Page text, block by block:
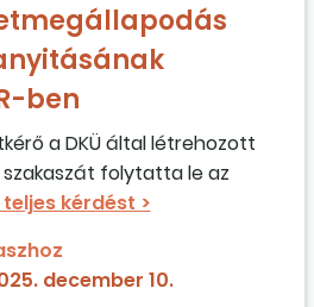
ben
a DKÜ által létrehozott
szakaszát folytatta le az
szakaszban
e az ajánlatkérő által
ben rögzíteni, mint
eljárást? Ha rögzíteni
december 10.